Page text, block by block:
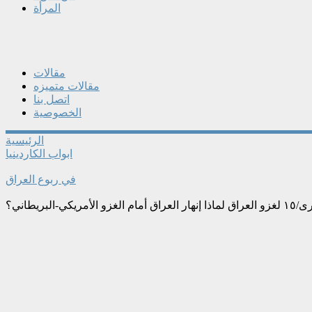
المرأة
مقالات
مقالات متميزه
اتصل بنا
الخصوصية
الرئيسية
ابواب الكاردينيا
في ربوع العراق
البريطاني؟